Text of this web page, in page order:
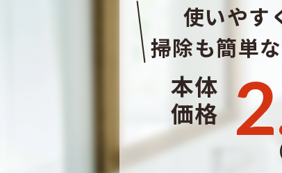
使いやす
掃除も簡単
本体
価格